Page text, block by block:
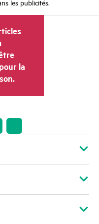
les publicités.
la
(OSS)